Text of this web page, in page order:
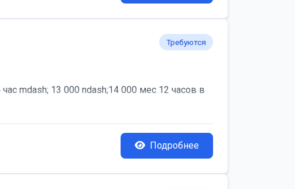
Требуются
mdash; 13 000 ndash;14 000 мес 12 часов в
Подробнее